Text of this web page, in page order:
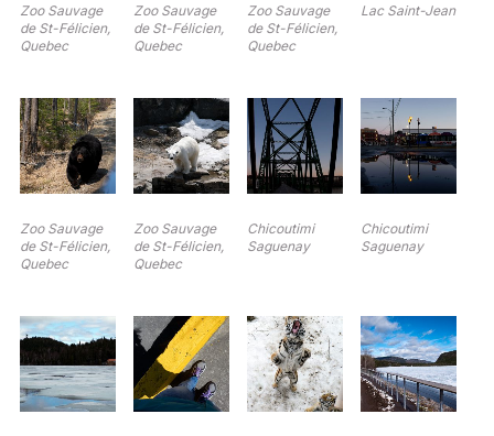
Zoo Sauvage
de St-Félicien,
Quebec
Zoo Sauvage
de St-Félicien,
Quebec
Zoo Sauvage
de St-Félicien,
Quebec
Lac Saint-Jean
Zoo Sauvage
de St-Félicien,
Quebec
Zoo Sauvage
de St-Félicien,
Quebec
Chicoutimi
Saguenay
Chicoutimi
Saguenay